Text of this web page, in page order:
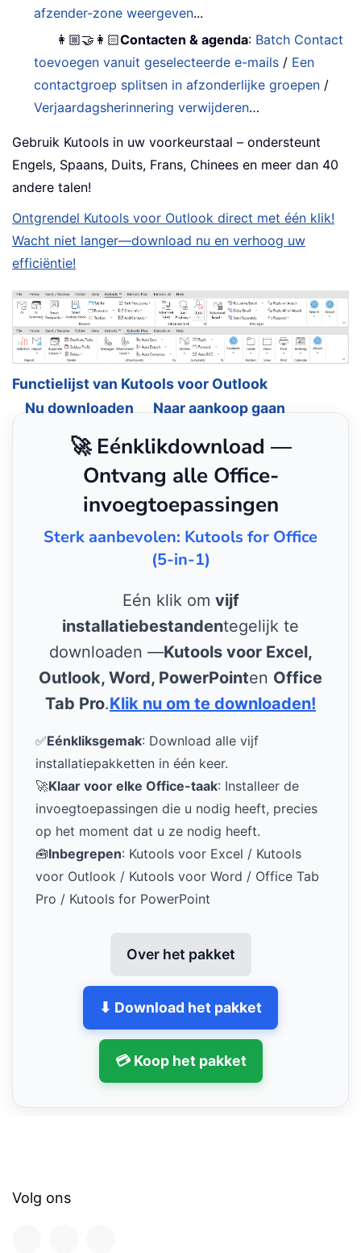
afzender-zone weergeven...
👩🏼‍🤝‍👩🏻Contacten & agenda: Batch Contact
toevoegen vanuit geselecteerde e-mails / Een
contactgroep splitsen in afzonderlijke groepen /
Verjaardagsherinnering verwijderen…
Gebruik Kutools in uw voorkeurstaal – ondersteunt
Engels, Spaans, Duits, Frans, Chinees en meer dan 40
andere talen!
Ontgrendel Kutools voor Outlook direct met één klik!
Wacht niet langer—download nu en verhoog uw
efficiëntie!
Functielijst van Kutools voor Outlook
Nu downloaden
Naar aankoop gaan
🚀 Eénklikdownload —
Ontvang alle Office-
invoegtoepassingen
Sterk aanbevolen: Kutools for Office
(5-in-1)
Eén klik om vijf
installatiebestandentegelijk te
downloaden —Kutools voor Excel,
Outlook, Word, PowerPointen Office
Tab Pro.Klik nu om te downloaden!
✅Eénkliksgemak: Download alle vijf
installatiepakketten in één keer.
🚀Klaar voor elke Office-taak: Installeer de
invoegtoepassingen die u nodig heeft, precies
op het moment dat u ze nodig heeft.
🧰Inbegrepen: Kutools voor Excel / Kutools
voor Outlook / Kutools voor Word / Office Tab
Pro / Kutools for PowerPoint
Over het pakket
⬇ Download het pakket
💳 Koop het pakket
Volg ons